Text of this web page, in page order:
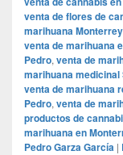
venta de flores de
marihuana Monterrey
venta de marihuana
Pedro, venta de
marihuana medicinal
venta de marihuana
Pedro, venta de
productos de
marihuana en
Pedro Garza García |